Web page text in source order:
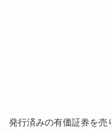
発行済みの有価証券を売